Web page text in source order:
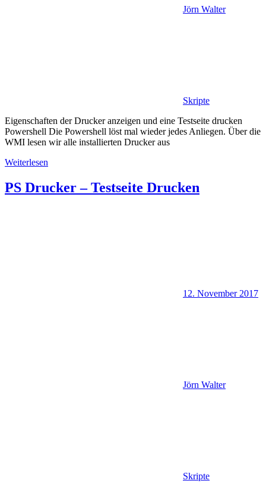
Jörn Walter
Skripte
Eigenschaften der Drucker anzeigen und eine Testseite drucken
Powershell Die Powershell löst mal wieder jedes Anliegen. Über die
WMI lesen wir alle installierten Drucker aus
Weiterlesen
PS Drucker – Testseite Drucken
12. November 2017
Jörn Walter
Skripte